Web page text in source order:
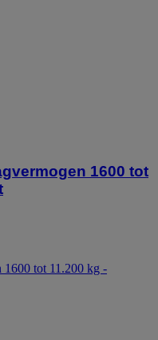
1600 tot
1600 tot 11.200 kg -